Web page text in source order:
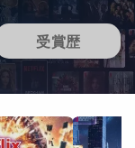
受賞歴